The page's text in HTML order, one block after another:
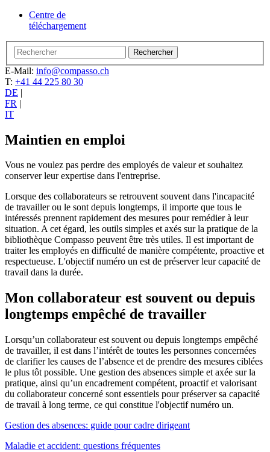
Centre de
téléchargement
E-Mail: info@compasso.ch
T: +41 44 225 80 30
DE |
FR |
IT
Maintien en emploi
Vous ne voulez pas perdre des employés de valeur et souhaitez
conserver leur expertise dans l'entreprise.
Lorsque des collaborateurs se retrouvent souvent dans l'incapacité
de travailler ou le sont depuis longtemps, il importe que tous le
intéressés prennent rapidement des mesures pour remédier à leur
situation. A cet égard, les outils simples et axés sur la pratique de la
bibliothèque Compasso peuvent être très utiles. Il est important de
traiter les employés en difficulté de manière compétente, proactive et
respectueuse. L'objectif numéro un est de préserver leur capacité de
travail dans la durée.
Mon collaborateur est souvent ou depuis
longtemps empêché de travailler
Lorsqu’un collaborateur est souvent ou depuis longtemps empêché
de travailler, il est dans l’intérêt de toutes les personnes concernées
de clarifier les causes de l’absence et de prendre des mesures ciblées
le plus tôt possible. Une gestion des absences simple et axée sur la
pratique, ainsi qu’un encadrement compétent, proactif et valorisant
du collaborateur concerné sont essentiels pour préserver sa capacité
de travail à long terme, ce qui constitue l'objectif numéro un.
Gestion des absences: guide pour cadre dirigeant
Maladie et accident: questions fréquentes